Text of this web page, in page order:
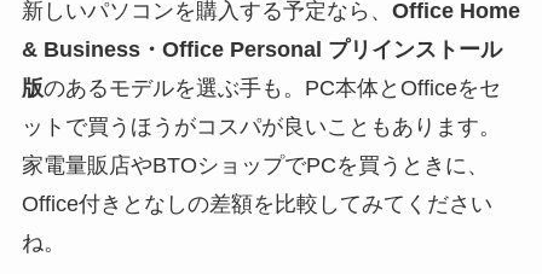
新しいパソコンを購入する予定なら、 Office Home
& Business・Office Personal プリインストール
版のあるモデルを選ぶ手も。PC本体とOfficeをセ
ットで買うほうがコスパが良いこともあります。
家電量販店やBTOショップでPCを買うときに、
Office付きとなしの差額を比較してみてください
ね。